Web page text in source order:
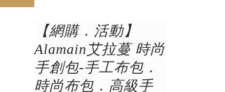
【網購．活動】
Alamain艾拉蔓 時尚
手創包-手工布包．
時尚布包．高級手